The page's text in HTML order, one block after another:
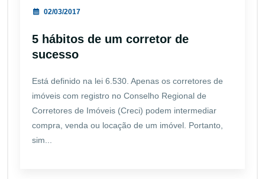
02/03/2017
5 hábitos de um corretor de
sucesso
Está definido na lei 6.530. Apenas os corretores de
imóveis com registro no Conselho Regional de
Corretores de Imóveis (Creci) podem intermediar
compra, venda ou locação de um imóvel. Portanto,
sim...